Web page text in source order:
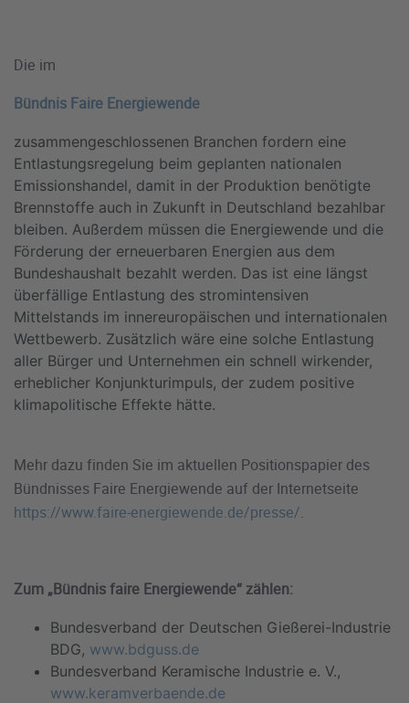
Die im
Bündnis Faire Energiewende
zusammengeschlossenen Branchen fordern eine
Entlastungsregelung beim geplanten nationalen
Emissionshandel, damit in der Produktion benötigte
Brennstoffe auch in Zukunft in Deutschland bezahlbar
bleiben. Außerdem müssen die Energiewende und die
Förderung der erneuerbaren Energien aus dem
Bundeshaushalt bezahlt werden. Das ist eine längst
überfällige Entlastung des stromintensiven
Mittelstands im innereuropäischen und internationalen
Wettbewerb. Zusätzlich wäre eine solche Entlastung
aller Bürger und Unternehmen ein schnell wirkender,
erheblicher Konjunkturimpuls, der zudem positive
klimapolitische Effekte hätte.
Mehr dazu finden Sie im aktuellen Positionspapier des
Bündnisses Faire Energiewende auf der Internetseite
https://www.faire-energiewende.de/presse/.
Zum „Bündnis faire Energiewende“ zählen:
Bundesverband der Deutschen Gießerei-Industrie
BDG, www.bdguss.de
Bundesverband Keramische Industrie e. V.,
www.keramverbaende.de